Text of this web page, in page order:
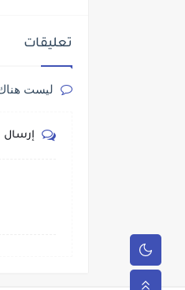
تعليقات
ليست
إرسال